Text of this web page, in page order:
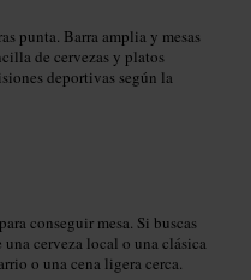
punta. Barra amplia y mesas
de cervezas y platos
deportivas según la
conseguir mesa. Si buscas
cerveza local o una clásica
o una cena ligera cerca.